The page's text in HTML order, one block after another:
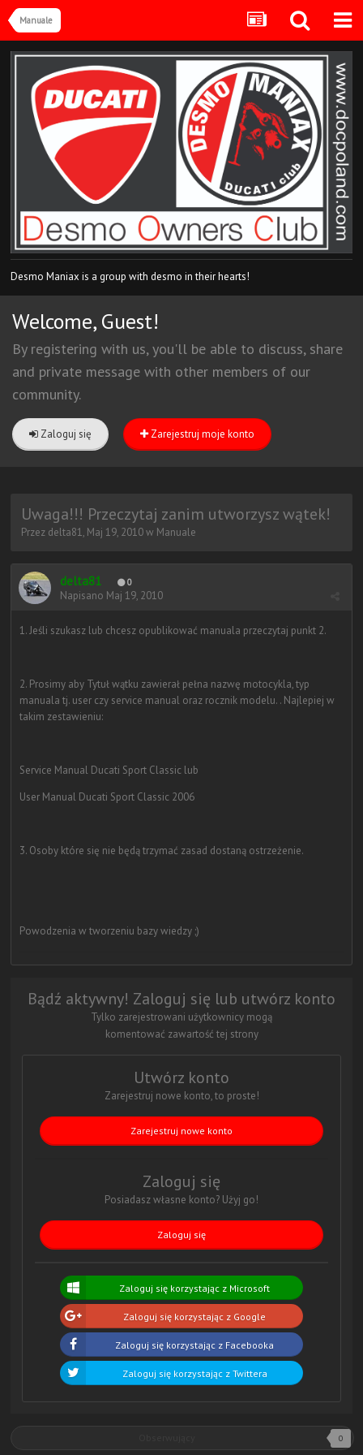
Manuale
Desmo Maniax is a group with desmo in their hearts!
Welcome, Guest!
By registering with us, you'll be able to discuss, share
and private message with other members of our
community.
Zaloguj się Zarejestruj moje konto
Uwaga!!! Przeczytaj zanim utworzysz wątek!
Przez delta81, Maj 19, 2010w Manuale
delta81 0
Napisano Maj 19, 2010
1. Jeśli szukasz lub chcesz opublikować manuala przeczytaj punkt 2.
2. Prosimy aby Tytuł wątku zawierał pełna nazwę motocykla, typ
manuala tj. user czy service manual oraz rocznik modelu. . Najlepiej w
takim zestawieniu:
Service Manual Ducati Sport Classic lub
User Manual Ducati Sport Classic 2006
3. Osoby które się nie będą trzymać zasad dostaną ostrzeżenie.
Powodzenia w tworzeniu bazy wiedzy ;)
Bądź aktywny! Zaloguj się lub utwórz konto
Tylko zarejestrowani użytkownicy mogą
komentować zawartość tej strony
Utwórz konto
Zarejestruj nowe konto, to proste!
Zarejestruj nowe konto
Zaloguj się
Posiadasz własne konto? Użyj go!
Zaloguj się
Zaloguj się korzystając z Microsoft
Zaloguj się korzystając z Google
Zaloguj się korzystając z Facebooka
Zaloguj się korzystając z Twittera
0